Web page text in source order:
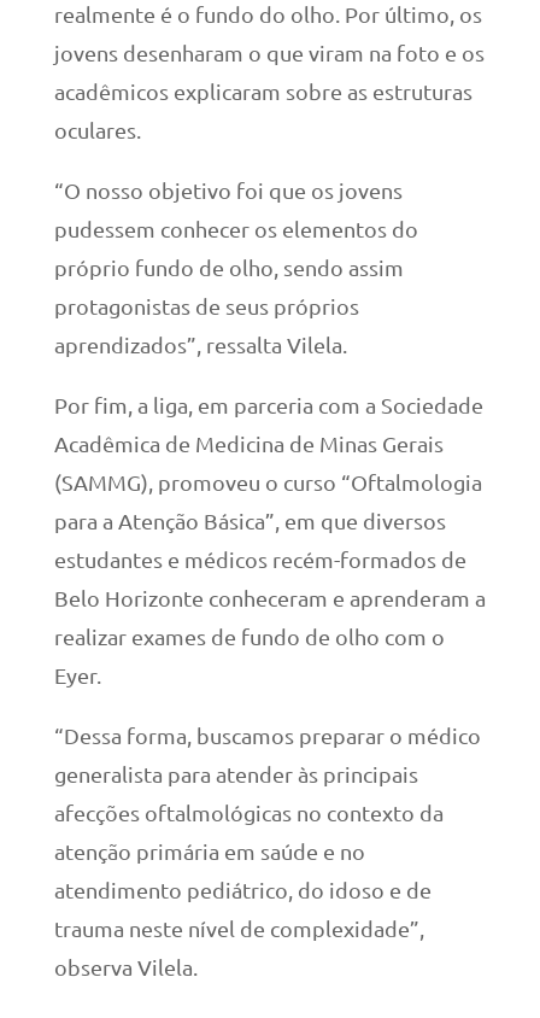
realmente é o fundo do olho. Por último, os
jovens desenharam o que viram na foto e os
acadêmicos explicaram sobre as estruturas
oculares.
“O nosso objetivo foi que os jovens
pudessem conhecer os elementos do
próprio fundo de olho, sendo assim
protagonistas de seus próprios
aprendizados”, ressalta Vilela.
Por fim, a liga, em parceria com a Sociedade
Acadêmica de Medicina de Minas Gerais
(SAMMG), promoveu o curso “Oftalmologia
para a Atenção Básica”, em que diversos
estudantes e médicos recém-formados de
Belo Horizonte conheceram e aprenderam a
realizar exames de fundo de olho com o
Eyer.
“Dessa forma, buscamos preparar o médico
generalista para atender às principais
afecções oftalmológicas no contexto da
atenção primária em saúde e no
atendimento pediátrico, do idoso e de
trauma neste nível de complexidade”,
observa Vilela.